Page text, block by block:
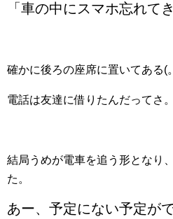
「車の中にスマホ忘れて
確かに後ろの座席に置いてある(
電話は友達に借りたんだってさ。
結局うめが電車を追う形となり
た。
あー、予定にない予定が